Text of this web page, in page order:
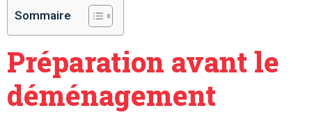
Sommaire
Préparation avant le
déménagement